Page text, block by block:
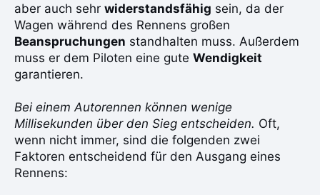
aber auch sehr widerstandsfähig sein, da der
Wagen während des Rennens großen
Beanspruchungen standhalten muss. Außerdem
muss er dem Piloten eine gute Wendigkeit
garantieren.
Bei einem Autorennen können wenige
Millisekunden über den Sieg entscheiden. Oft,
wenn nicht immer, sind die folgenden zwei
Faktoren entscheidend für den Ausgang eines
Rennens: